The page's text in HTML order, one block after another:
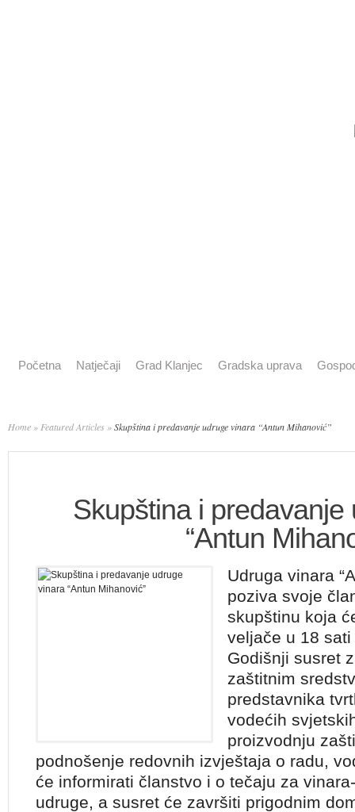
Početna Natječaji Grad Klanjec Gradska uprava
Home » Featured Articles »Skupština i predavanje udruge vinara “Antun Mihanović”
Skupština i predavanje
“Antun
Udruga vinara
poziva svoje
skupštinu koja
veljače u 18
Godišnji susret
zaštitnim
predstavnika
vodećih
proizvodnju
podnošenje redovnih izvještaja o radu,
će informirati članstvo i o tečaju za
udruge, a susret će završiti prigodnim